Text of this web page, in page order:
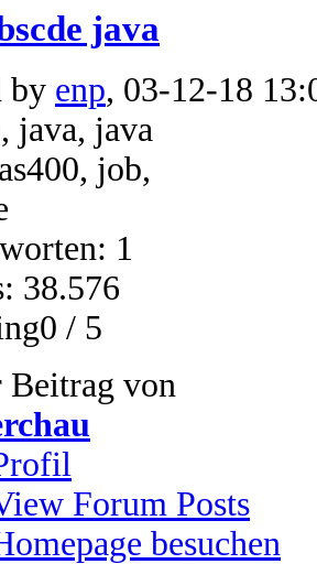
java
by enp, 03-12-18
1
38.576
/ 5
Beitrag von
Forum Posts
besuchen